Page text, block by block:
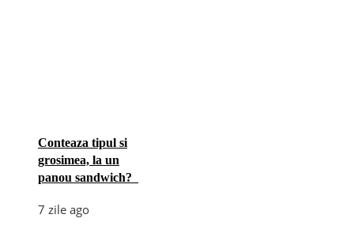
Conteaza tipul si
grosimea, la un
panou sandwich?
7 zile ago